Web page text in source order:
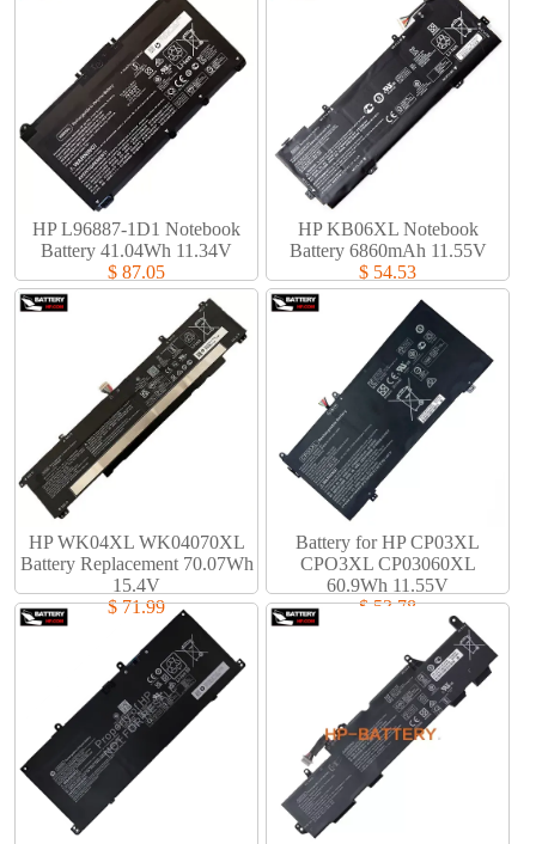
HP L96887-1D1 Notebook
Battery 41.04Wh 11.34V
$ 87.05
HP KB06XL Notebook
Battery 6860mAh 11.55V
$ 54.53
HP WK04XL WK04070XL
Battery Replacement 70.07Wh
15.4V
$ 71.99
Battery for HP CP03XL
CPO3XL CP03060XL
60.9Wh 11.55V
$ 53.78